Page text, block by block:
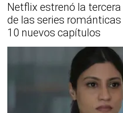
Netflix estrenó la
de las series
10 nuevos capítulos